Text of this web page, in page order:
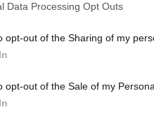
Data Processing Opt Outs
opt-out of the Sharing of my
opt-out of the Sale of my
το 0,18% των
των δειγμάτων